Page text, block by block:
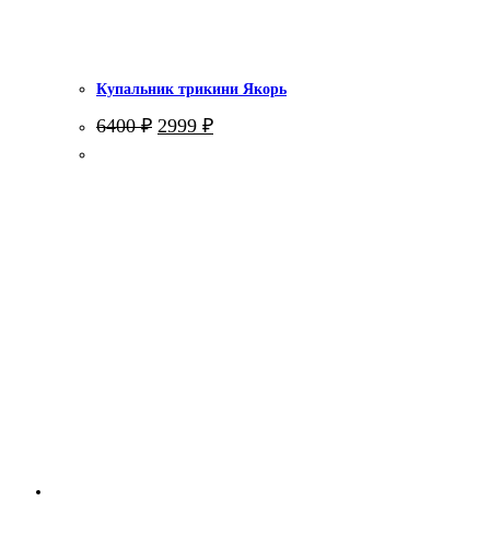
Купальник трикини Якорь
6400₽ Первоначальная
цена
2999 ₽Текущая
цена: